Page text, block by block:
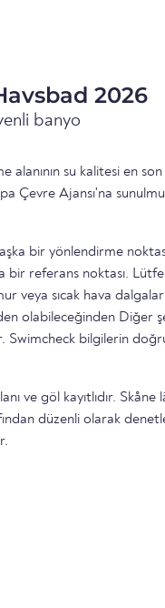
2026
banyo
alanının su kalitesi en
Çevre Ajansı'na
bir yönlendirme
bir referans noktası.
veya sıcak hava
olabileceğinden Diğer
Swimcheck bilgilerin
ve göl kayıtlıdır. Skåne
düzenli olarak